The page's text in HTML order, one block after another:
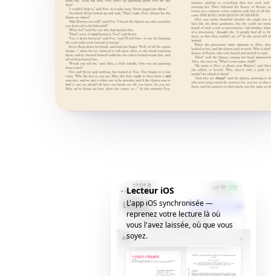
Lecteur iOS
L'app iOS synchronisée —
reprenez votre lecture là où
vous l'avez laissée, où que vous
soyez.